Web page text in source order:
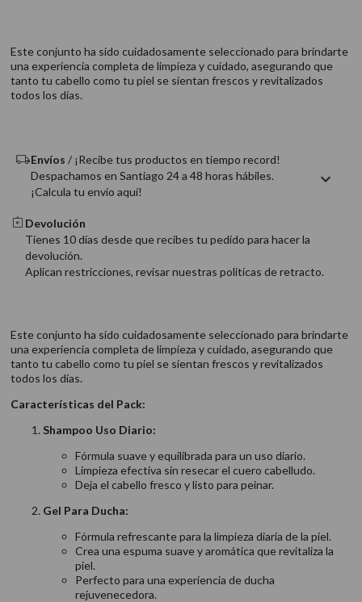
Este conjunto ha sido cuidadosamente seleccionado para brindarte
una experiencia completa de limpieza y cuidado, asegurando que
tanto tu cabello como tu piel se sientan frescos y revitalizados
todos los días.
Envíos / ¡Recibe tus productos en tiempo record!
Despachamos en Santiago 24 a 48 horas hábiles.
¡Calcula tu envío aquí!
Devolución
Tienes 10 días desde que recibes tu pedido para hacer la
devolución.
Aplican restricciones, revisar nuestras politicas de retracto.
Este conjunto ha sido cuidadosamente seleccionado para brindarte
una experiencia completa de limpieza y cuidado, asegurando que
tanto tu cabello como tu piel se sientan frescos y revitalizados
todos los días.
Características del Pack:
Shampoo Uso Diario:
Fórmula suave y equilibrada para un uso diario.
Limpieza efectiva sin resecar el cuero cabelludo.
Deja el cabello fresco y listo para peinar.
Gel Para Ducha:
Fórmula refrescante para la limpieza diaria de la piel.
Crea una espuma suave y aromática que revitaliza la
piel.
Perfecto para una experiencia de ducha
rejuvenecedora.
9. acondicionador
10. protector térmico